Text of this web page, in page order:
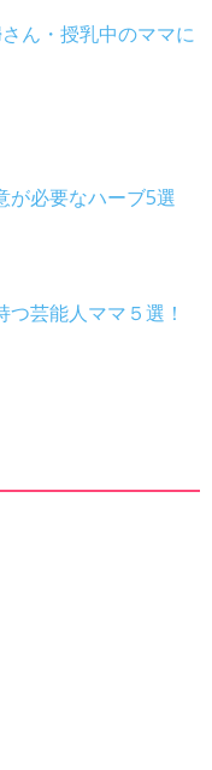
ん・授乳中のママに
が必要なハーブ5選
芸能人ママ５選！